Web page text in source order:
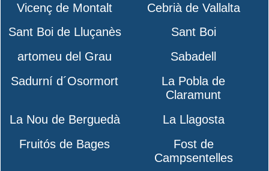
Vicenç de Montalt
Cebrià de Vallalta
Sant Boi de Lluçanès
Sant Boi
artomeu del Grau
Sabadell
Sadurní d´Osormort
La Pobla de
Claramunt
La Nou de Berguedà
La Llagosta
Fruitós de Bages
Fost de
Campsentelles